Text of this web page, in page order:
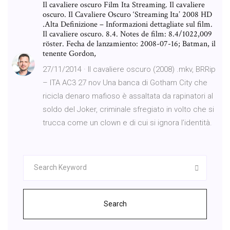
Il cavaliere oscuro Film Ita Streaming. Il cavaliere
oscuro. Il Cavaliere Oscuro ‘Streaming Ita’ 2008 HD
.Alta Definizione – Informazioni dettagliate sul film.
Il cavaliere oscuro. 8.4. Notes de film: 8.4/1022,009
röster. Fecha de lanzamiento: 2008-07-16; Batman, il
tenente Gordon,
27/11/2014 · Il cavaliere oscuro (2008) .mkv, BRRip
– ITA AC3 27 nov Una banca di Gotham City che
ricicla denaro mafioso è assaltata da rapinatori al
soldo del Joker, criminale sfregiato in volto che si
trucca come un clown e di cui si ignora l’identità.
Search